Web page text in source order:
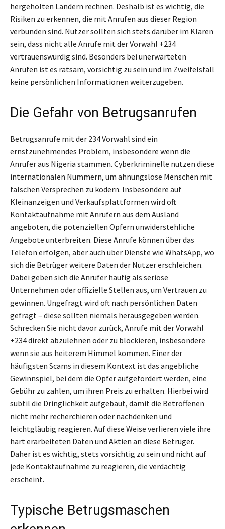
hergeholten Ländern rechnen. Deshalb ist es wichtig, die
Risiken zu erkennen, die mit Anrufen aus dieser Region
verbunden sind. Nutzer sollten sich stets darüber im Klaren
sein, dass nicht alle Anrufe mit der Vorwahl +234
vertrauenswürdig sind. Besonders bei unerwarteten
Anrufen ist es ratsam, vorsichtig zu sein und im Zweifelsfall
keine persönlichen Informationen weiterzugeben.
Die Gefahr von Betrugsanrufen
Betrugsanrufe mit der 234 Vorwahl sind ein
ernstzunehmendes Problem, insbesondere wenn die
Anrufer aus Nigeria stammen. Cyberkriminelle nutzen diese
internationalen Nummern, um ahnungslose Menschen mit
falschen Versprechen zu ködern. Insbesondere auf
Kleinanzeigen und Verkaufsplattformen wird oft
Kontaktaufnahme mit Anrufern aus dem Ausland
angeboten, die potenziellen Opfern unwiderstehliche
Angebote unterbreiten. Diese Anrufe können über das
Telefon erfolgen, aber auch über Dienste wie WhatsApp, wo
sich die Betrüger weitere Daten der Nutzer erschleichen.
Dabei geben sich die Anrufer häufig als seriöse
Unternehmen oder offizielle Stellen aus, um Vertrauen zu
gewinnen. Ungefragt wird oft nach persönlichen Daten
gefragt – diese sollten niemals herausgegeben werden.
Schrecken Sie nicht davor zurück, Anrufe mit der Vorwahl
+234 direkt abzulehnen oder zu blockieren, insbesondere
wenn sie aus heiterem Himmel kommen. Einer der
häufigsten Scams in diesem Kontext ist das angebliche
Gewinnspiel, bei dem die Opfer aufgefordert werden, eine
Gebühr zu zahlen, um ihren Preis zu erhalten. Hierbei wird
subtil die Dringlichkeit aufgebaut, damit die Betroffenen
nicht mehr recherchieren oder nachdenken und
leichtgläubig reagieren. Auf diese Weise verlieren viele ihre
hart erarbeiteten Daten und Aktien an diese Betrüger.
Daher ist es wichtig, stets vorsichtig zu sein und nicht auf
jede Kontaktaufnahme zu reagieren, die verdächtig
erscheint.
Typische Betrugsmaschen